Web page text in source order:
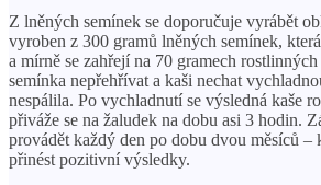
Z lněných semínek se doporučuje vyrábět
vyroben z 300 gramů lněných semínek,
a mírně se zahřejí na 70 gramech
semínka nepřehřívat a kaši nechat
nespálila. Po vychladnutí se výsledná kaše
přiváže se na žaludek na dobu asi 3 hodin.
provádět každý den po dobu dvou měsíců –
přinést pozitivní výsledky.